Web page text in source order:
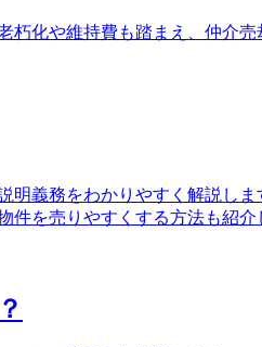
化や維持費も踏まえ、仲介
義務をわかりやすく解説し
を売りやすくする方法も紹介